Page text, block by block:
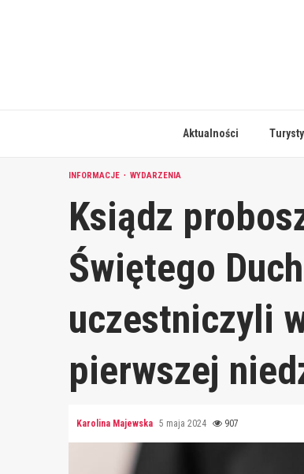
Aktualności
INFORMACJE WYDARZENIA
Ksiądz
Świętego
uczestniczyli
pierwszej
Karolina Majewska 5 maja 2024 907